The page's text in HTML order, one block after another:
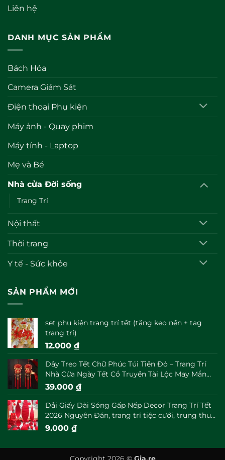
Liên hệ
DANH MỤC SẢN PHẨM
Bách Hóa
Camera Giám Sát
Điện thoại Phụ kiện
Máy ảnh - Quay phim
Máy tính - Laptop
Mẹ và Bé
Nhà cửa Đời sống
Trang Trí
Nội thất
Thời trang
Y tế - Sức khỏe
SẢN PHẨM MỚI
set phụ kiện trang trí tết (tặng keo nến + tag
trang trí)
12.000 ₫
Dây Treo Tết Chữ Phúc Túi Tiền Đỏ – Trang Trí
Nhà Cửa Ngày Tết Cổ Truyền Tài Lộc May Mắn
Đầu Năm
39.000 ₫
Dải Giấy Dài Sóng Gấp Nếp Decor Trang Trí Tết
2026 Nguyên Đán, trang trí tiệc cưới, trung thu
decor
9.000 ₫